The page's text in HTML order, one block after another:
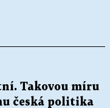
Takovou míru
česká politika